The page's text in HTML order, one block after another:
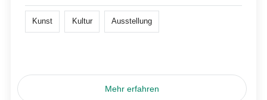
Kunst Kultur Ausstellung
Mehr erfahren